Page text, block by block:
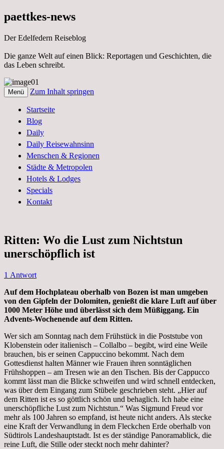
paettkes-news
Der Edelfedern Reiseblog
Die ganze Welt auf einen Blick: Reportagen und Geschichten, die
das Leben schreibt.
Paettkes News
Welt auf einen Blick. Reportagen, Texte
und Geschichten aus dem Leben
Menü Zum Inhalt springen
Startseite
Blog
Daily
Daily Reisewahnsinn
Menschen & Regionen
Städte & Metropolen
Hotels & Lodges
Specials
Kontakt
Ritten: Wo die Lust zum Nichtstun
unerschöpflich ist
1 Antwort
Auf dem Hochplateau oberhalb von Bozen ist man umgeben
von den Gipfeln der Dolomiten, genießt die klare Luft auf über
1000 Meter Höhe und überlässt sich dem Müßiggang. Ein
Advents-Wochenende auf dem Ritten.
Wer sich am Sonntag nach dem Frühstück in die Poststube von
Klobenstein oder italienisch – Collalbo – begibt, wird eine Weile
brauchen, bis er seinen Cappuccino bekommt. Nach dem
Gottesdienst halten Männer wie Frauen ihren sonntäglichen
Frühshoppen – am Tresen wie an den Tischen. Bis der Cappucco
kommt lässt man die Blicke schweifen und wird schnell entdecken,
was über dem Eingang zum Stübele geschrieben steht. „Hier auf
dem Ritten ist es so göttlich schön und behaglich. Ich habe eine
unerschöpfliche Lust zum Nichtstun.“ Was Sigmund Freud vor
mehr als 100 Jahren so empfand, ist heute nicht anders. Als stecke
eine Kraft der Verwandlung in dem Fleckchen Erde oberhalb von
Südtirols Landeshauptstadt. Ist es der ständige Panoramablick, die
reine Luft, die Stille oder steckt noch mehr dahinter?